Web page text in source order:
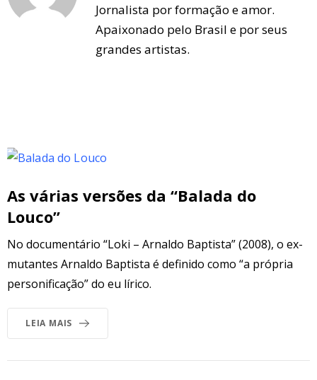
Jornalista por formação e amor.
Apaixonado pelo Brasil e por seus
grandes artistas.
As várias versões da “Balada do
Louco”
No documentário “Loki – Arnaldo Baptista” (2008), o ex-
mutantes Arnaldo Baptista é definido como “a própria
personificação” do eu lírico.
LEIA MAIS